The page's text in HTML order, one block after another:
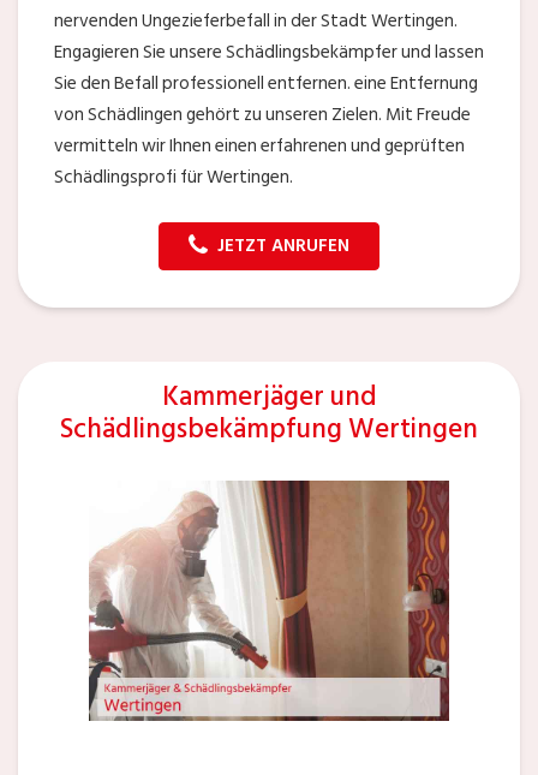
nervenden Ungezieferbefall in der Stadt Wertingen.
Engagieren Sie unsere Schädlingsbekämpfer und lassen
Sie den Befall professionell entfernen. eine Entfernung
von Schädlingen gehört zu unseren Zielen. Mit Freude
vermitteln wir Ihnen einen erfahrenen und geprüften
Schädlingsprofi für Wertingen.
JETZT ANRUFEN
Kammerjäger und
Schädlingsbekämpfung Wertingen